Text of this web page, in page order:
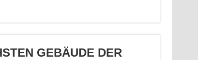
GEBÄUDE DER S